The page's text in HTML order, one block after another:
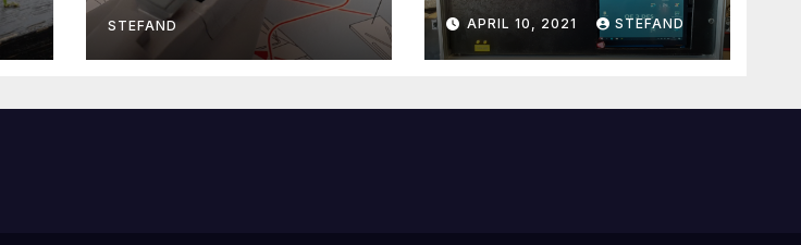
STEFAND APRIL 10, 2021 STEFAND